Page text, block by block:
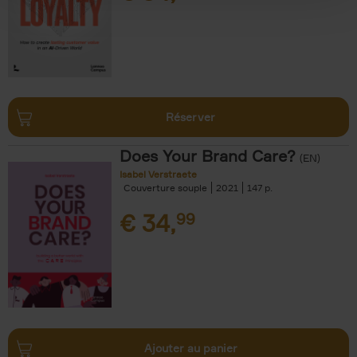
Réserver
Does Your Brand Care? (EN)
Isabel Verstraete
Couverture souple
2021 147
€ 34,99
Ajouter au panier